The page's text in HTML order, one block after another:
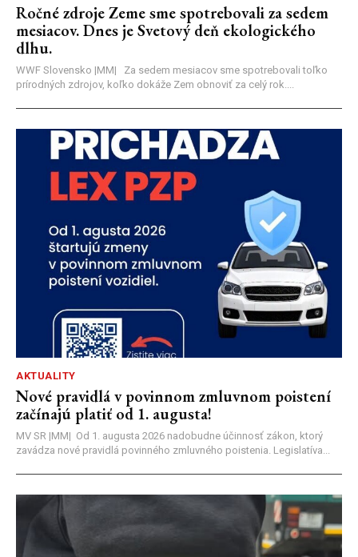
Ročné zdroje Zeme sme spotrebovali za sedem
mesiacov. Dnes je Svetový deň ekologického
dlhu.
WWF Slovensko |MM| Za sedem mesiacov sme spotrebovali toľko
prírodných zdrojov, koľko dokáže Zem obnoviť za celý rok....
AKTUALITY
Nové pravidlá v povinnom zmluvnom poistení
začínajú platiť od 1. augusta!
MV SR |MM| Od 1. augusta 2026 nadobudne účinnosť zákon, ktorý
zavádza nové pravidlá povinného zmluvného poistenia. Legislatíva...